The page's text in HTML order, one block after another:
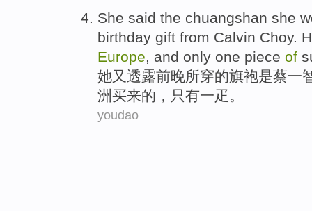
She said the chuangshan she
birthday gift from Calvin Choy.
Europe, and only one piece of
她又透露前晚所穿的旗袍是蔡一
洲买来的 ， 只有一疋。
youdao